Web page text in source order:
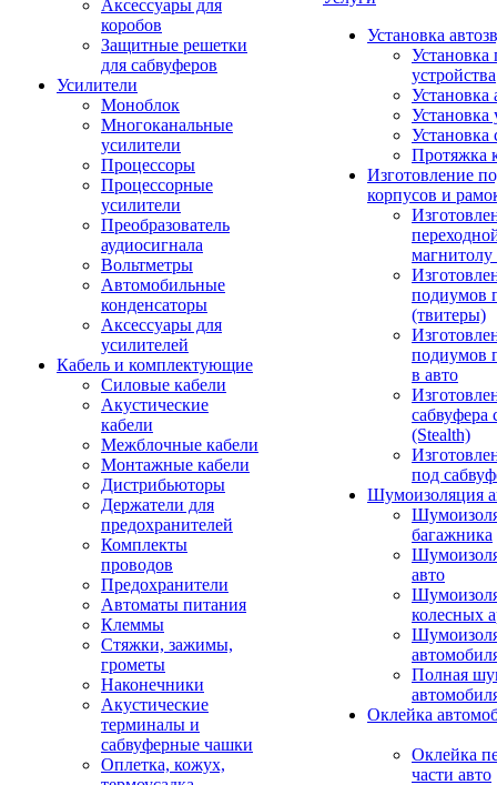
Аксессуары для
коробов
Защитные решетки
для сабвуферов
Усилители
Моноблок
Многоканальные
усилители
Процессоры
Процессорные
усилители
Преобразователь
аудиосигнала
Вольтметры
Автомобильные
конденсаторы
Аксессуары для
усилителей
Кабель и комплектующие
Силовые кабели
Акустические
кабели
Межблочные кабели
Монтажные кабели
Дистрибьюторы
Держатели для
предохранителей
Комплекты
проводов
Предохранители
Автоматы питания
Клеммы
Стяжки, зажимы,
грометы
Наконечники
Акустические
терминалы и
сабвуферные чашки
Оплетка, кожух,
Установка
Установка
устройства
Установка
Установка
Установка
Протяжка
Изготовление
корпусов и
подиумов
(твитеры)
подиумов
в авто
сабвуфера
(Stealth)
под
Шумоизоляция
багажника
авто
колесных
Полная
Оклейка
Оклейка
части авто